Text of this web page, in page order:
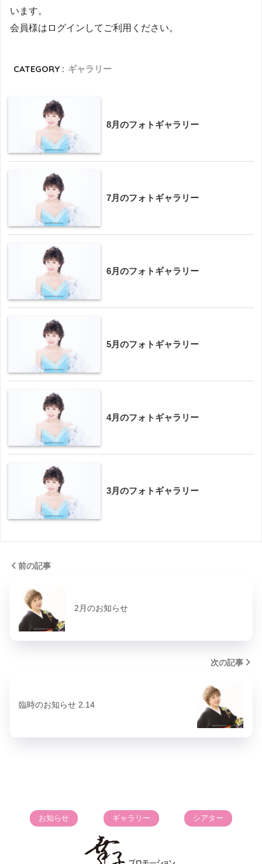
います。
会員様はログインしてご利用ください。
CATEGORY : ギャラリー
8月のフォトギャラリー
7月のフォトギャラリー
6月のフォトギャラリー
5月のフォトギャラリー
4月のフォトギャラリー
3月のフォトギャラリー
前の記事
2月のお知らせ
次の記事
臨時のお知らせ 2.14
お知らせ ギャラリー シアター